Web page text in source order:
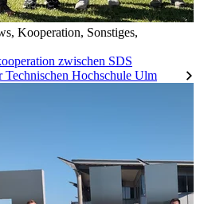
, Kooperation, Sonstiges,
zwischen SDS
Technischen Hochschule Ulm